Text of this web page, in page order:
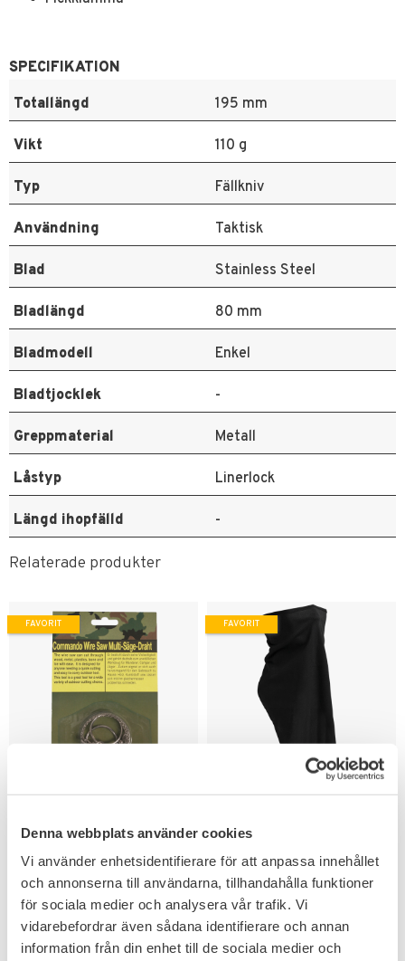
Denna webbplats använder cookies
Vi använder enhetsidentifierare för att anpassa innehållet
och annonserna till användarna, tillhandahålla funktioner
för sociala medier och analysera vår trafik. Vi
vidarebefordrar även sådana identifierare och annan
information från din enhet till de sociala medier och
SPECIFIKATION
Totallängd
195 mm
Vikt 110 g
Typ Fällkniv
Användning Taktisk
Blad Stainless Steel
Bladlängd 80 mm
Bladmodell Enkel
Bladtjocklek -
Greppmaterial Metall
Låstyp Linerlock
Längd ihopfälld -
Relaterade produkter
Pocket Wire Saw
perfekt för prepping.
89KR
FAVORIT
Lägg till i favoriter
Triangel form
99
FAVORIT